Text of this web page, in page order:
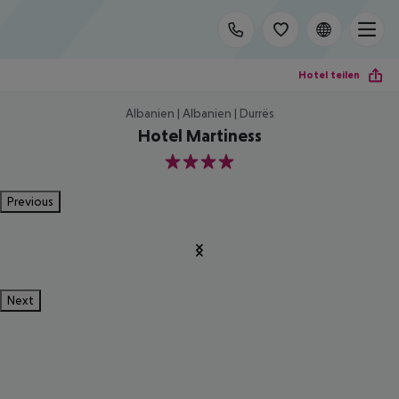
Hotel teilen
Albanien | Albanien | Durrës
Hotel Martiness
4
Previous
Next